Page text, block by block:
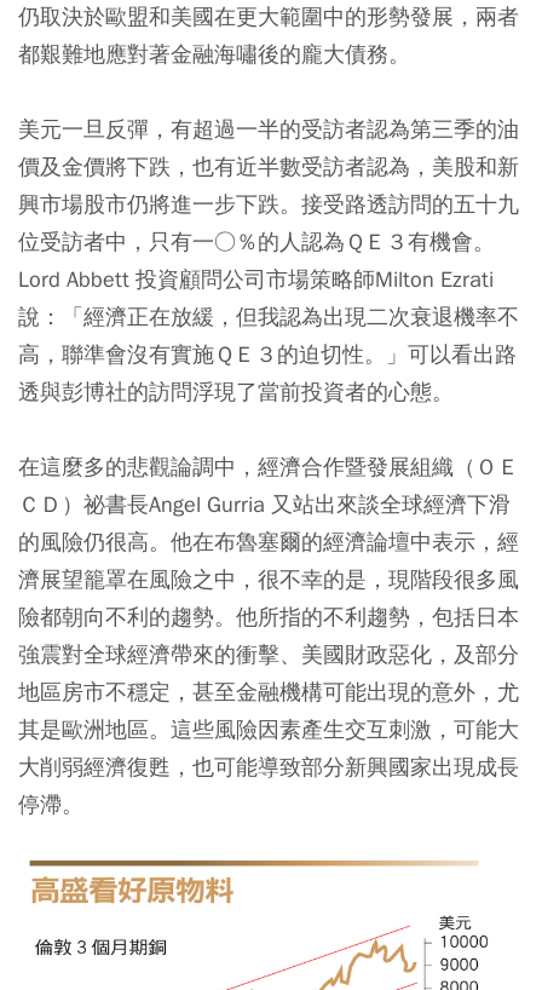
仍取決於歐盟和美國在更大範圍中的形勢發展，兩者
都艱難地應對著金融海嘯後的龐大債務。
美元一旦反彈，有超過一半的受訪者認為第三季的油
價及金價將下跌，也有近半數受訪者認為，美股和新
興市場股市仍將進一步下跌。接受路透訪問的五十九
位受訪者中，只有一○％的人認為ＱＥ３有機會。
Lord Abbett 投資顧問公司市場策略師Milton Ezrati
說：「經濟正在放緩，但我認為出現二次衰退機率不
高，聯準會沒有實施ＱＥ３的迫切性。」可以看出路
透與彭博社的訪問浮現了當前投資者的心態。
在這麼多的悲觀論調中，經濟合作暨發展組織（ＯＥ
ＣＤ）祕書長Angel Gurria 又站出來談全球經濟下滑
的風險仍很高。他在布魯塞爾的經濟論壇中表示，經
濟展望籠罩在風險之中，很不幸的是，現階段很多風
險都朝向不利的趨勢。他所指的不利趨勢，包括日本
強震對全球經濟帶來的衝擊、美國財政惡化，及部分
地區房市不穩定，甚至金融機構可能出現的意外，尤
其是歐洲地區。這些風險因素產生交互刺激，可能大
大削弱經濟復甦，也可能導致部分新興國家出現成長
停滯。